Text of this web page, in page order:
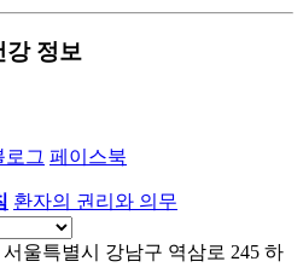
강 정보
로그 페이스북
환자의 권리와 의무
서울특별시 강남구 역삼로 245 하